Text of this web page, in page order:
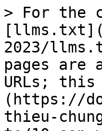
> For the
2023/
pages are
URLs;
(https://
thieu-